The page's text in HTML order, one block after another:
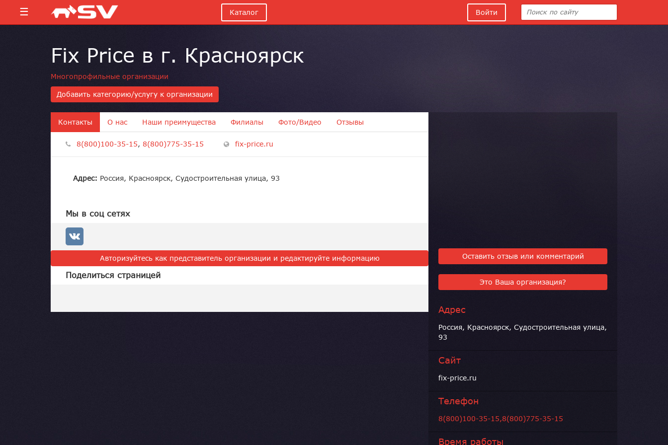
☰ Каталог Войти
Fix Price в г. Красноярск
Многопрофильные организации
Добавить категорию/услугу к организации
Контакты О нас Наши преимущества Филиалы Фото/Видео Отзывы
8(800)100-35-15, 8(800)775-35-15 fix-price.ru
Адрес: Россия, Красноярск, Судостроительная улица, 93
Мы в соц сетях
Авторизуйтесь как представитель организации и редактируйте информацию
Поделиться страницей
Оставить отзыв или комментарий
Это Ваша организация?
Адрес
Россия, Красноярск, Судостроительная улица,
93
Сайт
fix-price.ru
Телефон
8(800)100-35-15,8(800)775-35-15
Время работы